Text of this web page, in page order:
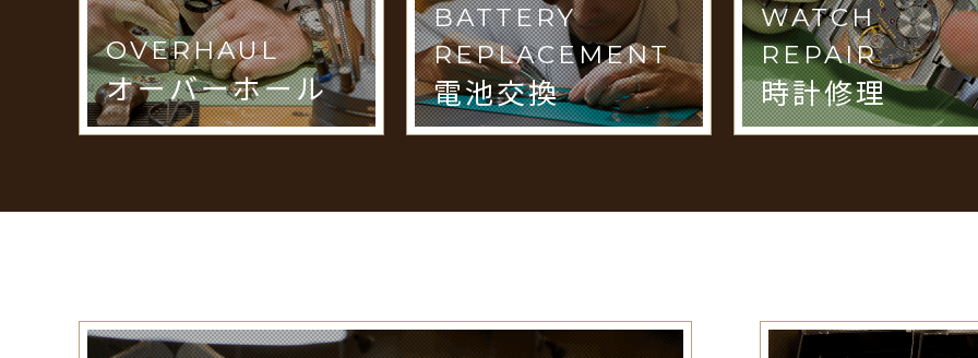
OVERHAUL
オーバーホール
BATTERY
REPLACEMENT
電池交換
WATCH
REPAIR
時計修理